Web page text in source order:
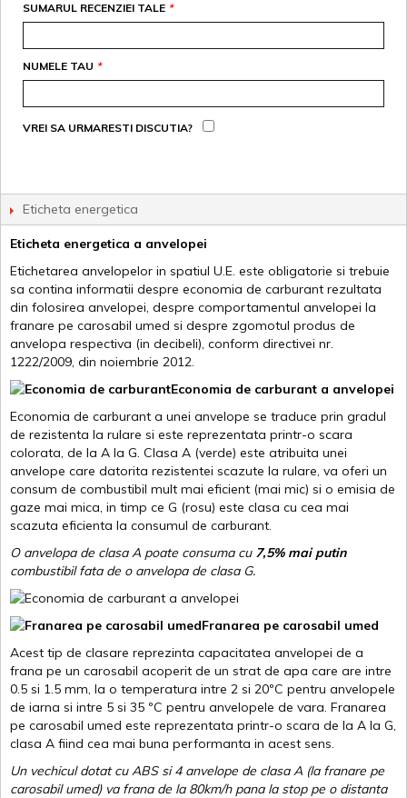
*
SUMARUL RECENZIEI TALE
*
NUMELE TAU
VREI SA URMARESTI DISCUTIA?
Eticheta energetica
Eticheta energetica a anvelopei
Etichetarea anvelopelor in spatiul U.E. este obligatorie si trebuie
sa contina informatii despre economia de carburant rezultata
din folosirea anvelopei, despre comportamentul anvelopei la
franare pe carosabil umed si despre zgomotul produs de
anvelopa respectiva (in decibeli), conform directivei nr.
1222/2009, din noiembrie 2012.
Economia de carburant a anvelopei
Economia de carburant a unei anvelope se traduce prin gradul
de rezistenta la rulare si este reprezentata printr-o scara
colorata, de la A la G. Clasa A (verde) este atribuita unei
anvelope care datorita rezistentei scazute la rulare, va oferi un
consum de combustibil mult mai eficient (mai mic) si o emisia de
gaze mai mica, in timp ce G (rosu) este clasa cu cea mai
scazuta eficienta la consumul de carburant.
O anvelopa de clasa A poate consuma cu 7,5% mai putin
combustibil fata de o anvelopa de clasa G.
Franarea pe carosabil umed
Acest tip de clasare reprezinta capacitatea anvelopei de a
frana pe un carosabil acoperit de un strat de apa care are intre
0.5 si 1.5 mm, la o temperatura intre 2 si 20ºC pentru anvelopele
de iarna si intre 5 si 35 ºC pentru anvelopele de vara. Franarea
pe carosabil umed este reprezentata printr-o scara de la A la G,
clasa A fiind cea mai buna performanta in acest sens.
Un vechicul dotat cu ABS si 4 anvelope de clasa A (la franare pe
carosabil umed) va frana de la 80km/h pana la stop pe o distanta